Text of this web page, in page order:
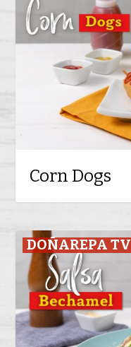
Corn Dogs
DOÑAREPA TV
Salsa
Bechamel